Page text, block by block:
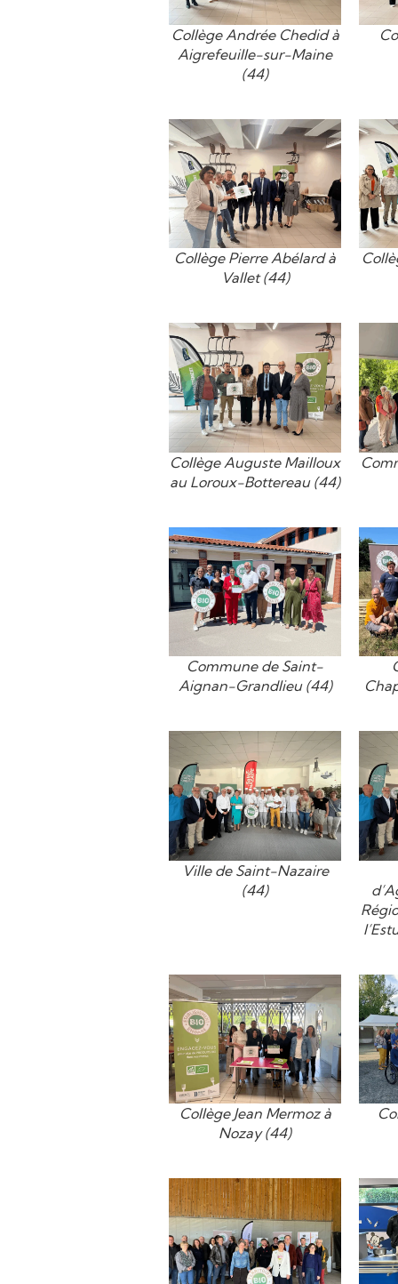
Collège Andrée Chedid à
Aigrefeuille-sur-Maine
(44)
Collège Pierre Abélard à
Vallet (44)
Collège Auguste Mailloux
au Loroux-Bottereau (44)
Commune de Saint-
Aignan-Grandlieu (44)
Ville de Saint-Nazaire
(44)
Collège Jean Mermoz à
Nozay (44)